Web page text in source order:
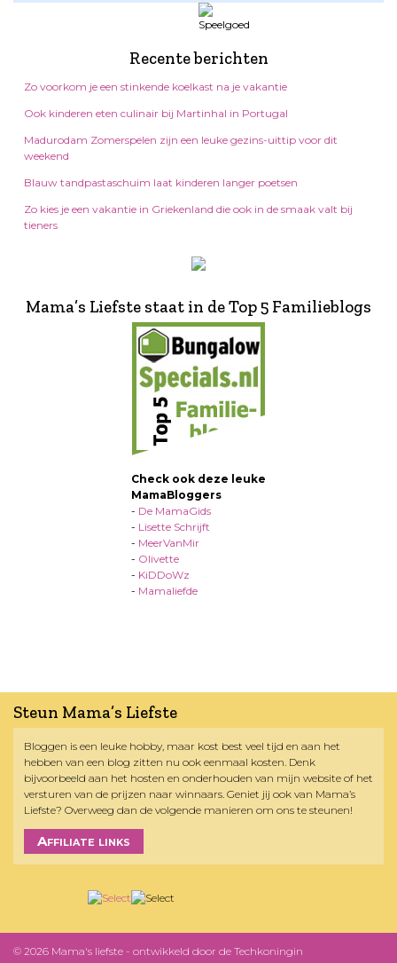
Recente berichten
Zo voorkom je een stinkende koelkast na je vakantie
Ook kinderen eten culinair bij Martinhal in Portugal
Madurodam Zomerspelen zijn een leuke gezins-uittip voor dit
weekend
Blauw tandpastaschuim laat kinderen langer poetsen
Zo kies je een vakantie in Griekenland die ook in de smaak valt bij
tieners
Mama’s Liefste staat in de Top 5 Familieblogs
Check ook deze leuke
MamaBloggers
- De MamaGids
- Lisette Schrijft
- MeerVanMir
- Olivette
- KiDDoWz
- Mamaliefde
Steun Mama’s Liefste
Bloggen is een leuke hobby, maar kost best veel tijd en aan het
hebben van een blog zitten nu ook eenmaal kosten. Denk
bijvoorbeeld aan het hosten en onderhouden van mijn website of het
versturen van de prijzen naar winnaars. Geniet jij ook van Mama’s
Liefste? Overweeg dan de volgende manieren om ons te steunen!
Affiliate links
© 2026 Mama's liefste - ontwikkeld door de Techkoningin